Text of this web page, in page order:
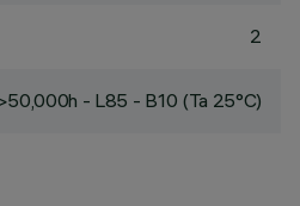
2
- L85 - B10 (Ta 25°C)